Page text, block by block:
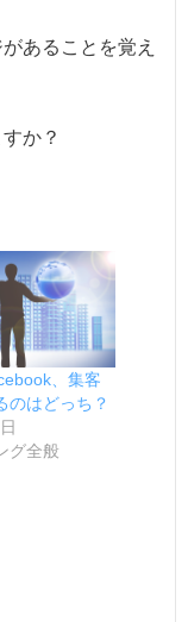
あることを覚え
か？
、集客
のはどっち？
グ全般